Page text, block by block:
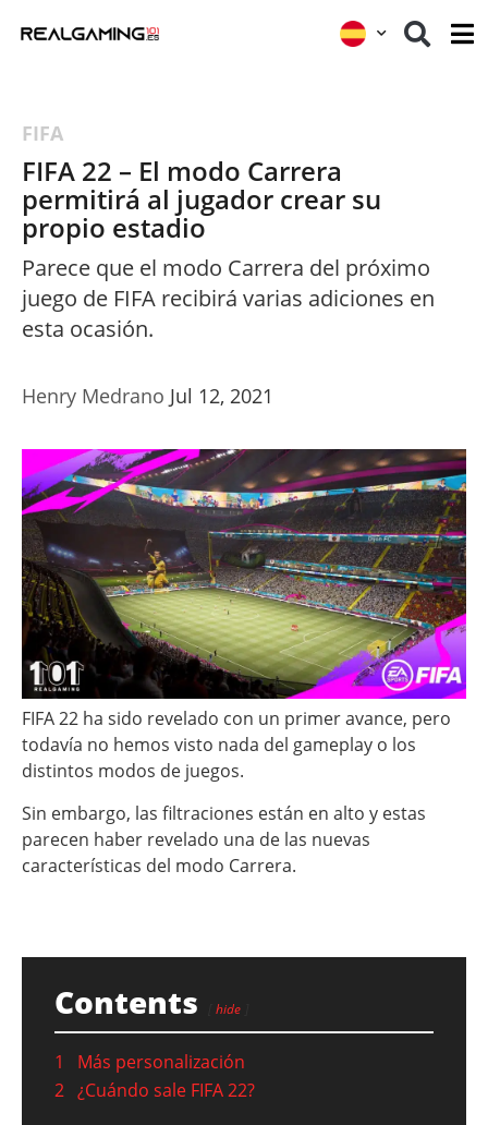
FIFA
FIFA 22 – El modo Carrera
permitirá al jugador crear su
propio estadio
Parece que el modo Carrera del próximo
juego de FIFA recibirá varias adiciones en
esta ocasión.
Henry Medrano Jul 12, 2021
FIFA 22 ha sido revelado con un primer avance, pero
todavía no hemos visto nada del gameplay o los
distintos modos de juegos.
Sin embargo, las filtraciones están en alto y estas
parecen haber revelado una de las nuevas
características del modo Carrera.
Contents hide
1
Más personalización
2 ¿Cuándo sale FIFA 22?